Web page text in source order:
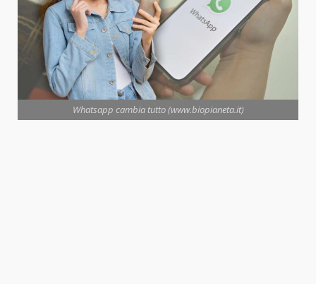
Whatsapp cambia tutto (www.biopianeta.it)